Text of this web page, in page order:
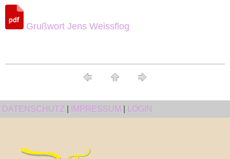
Grußwort Jens Weissflog
DATENSCHUTZ IMPRESSUM LOGIN